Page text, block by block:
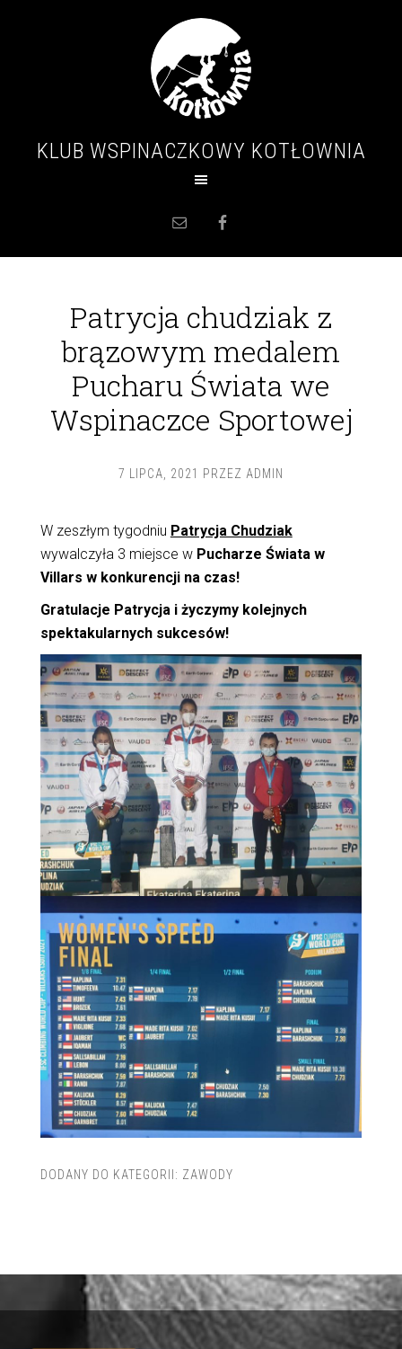
KLUB WSPINACZKOWY KOTŁOWNIA
Patrycja chudziak z
brązowym medalem
Pucharu Świata we
Wspinaczce Sportowej
7 LIPCA, 2021 PRZEZ ADMIN
W zeszłym tygodniu Patrycja Chudziak
wywalczyła 3 miejsce w Pucharze Świata w
Villars w konkurencji na czas!
Gratulacje Patrycja i życzymy kolejnych
spektakularnych sukcesów!
DODANY DO KATEGORII: ZAWODY